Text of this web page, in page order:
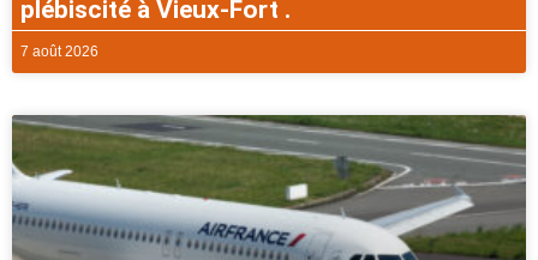
plébiscité à Vieux-Fort .
7 août 2026